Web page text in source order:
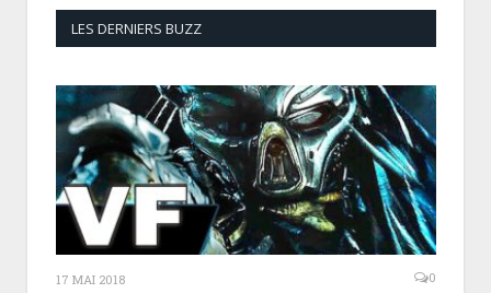
LES DERNIERS BUZZ
17 MAI 2018 0